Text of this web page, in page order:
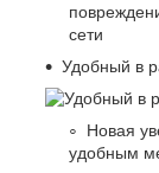
сети
Удобный в
Новая
удобным